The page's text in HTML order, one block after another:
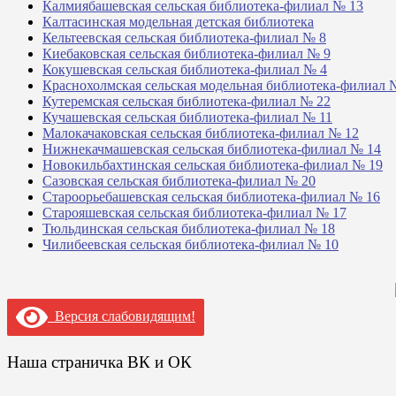
Калмиябашевская сельская библиотека-филиал № 13
Калтасинская модельная детская библиотека
Кельтеевская сельская библиотека-филиал № 8
Киебаковская сельская библиотека-филиал № 9
Кокушевская сельская библиотека-филиал № 4
Краснохолмская сельская модельная библиотека-филиал
Кутеремская сельская библиотека-филиал № 22
Кучашевская сельская библиотека-филиал № 11
Малокачаковская сельская библиотека-филиал № 12
Нижнекачмашевская сельская библиотека-филиал № 14
Новокильбахтинская сельская библиотека-филиал № 19
Сазовская сельская библиотека-филиал № 20
Староорьебашевская сельская библиотека-филиал № 16
Старояшевская сельская библиотека-филиал № 17
Тюльдинская сельская библиотека-филиал № 18
Чилибеевская сельская библиотека-филиал № 10
Версия слабовидящим!
Наша страничка ВК и ОК